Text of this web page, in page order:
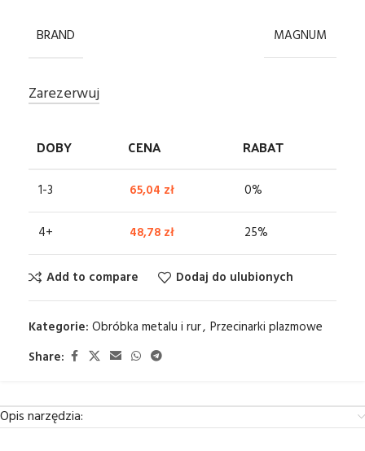
BRAND MAGNUM
Zarezerwuj
DOBY CENA RABAT
1-3 65,04 zł 0%
4+ 48,78 zł 25%
Add to compare Dodaj do ulubionych
Kategorie: Obróbka metalu i rur, Przecinarki plazmowe
Share:
Opis narzędzia: